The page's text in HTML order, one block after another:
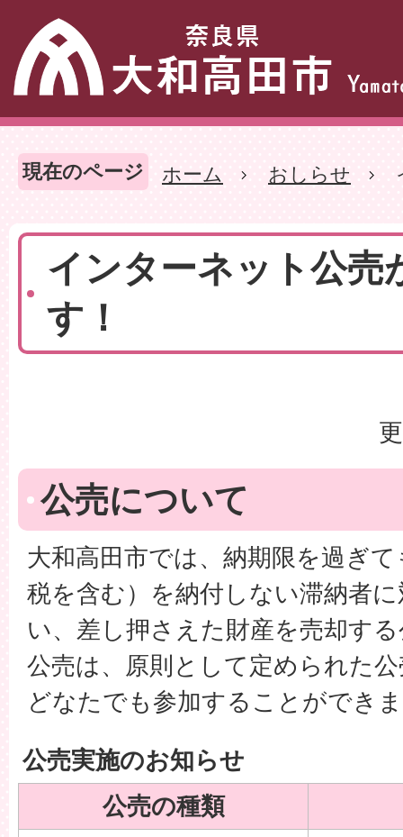
現在のページ ホーム おしらせ
インターネット公売
す！
公売について
大和高田市では、納期限を過ぎ
税を含む）を納付しない滞納者
い、差し押さえた財産を売却す
公売は、原則として定められた
どなたでも参加することができ
公売実施のお知らせ
公売の種類